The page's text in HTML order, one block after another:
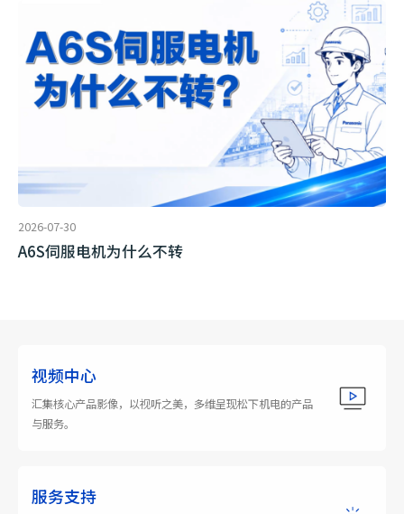
2026-07-30
A6S伺服电机为什么不转
视频中心
汇集核心产品影像，以视听之美，多维呈现松下机电的产品
与服务。
服务支持